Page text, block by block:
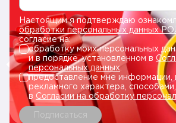
Настоящим я подтверждаю
обработки персональных данных
согласие на:
обработку моих персональных
и в порядке, установленном в
персональных данных.
предоставление мне информации,
рекламного характера,
в Согласии на обработку
Подписаться